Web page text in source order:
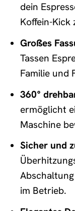
dein
Koffein-Kick
Großes
Tassen
Familie und
360°
ermöglicht
Maschine
Sicher und
im Betrieb.